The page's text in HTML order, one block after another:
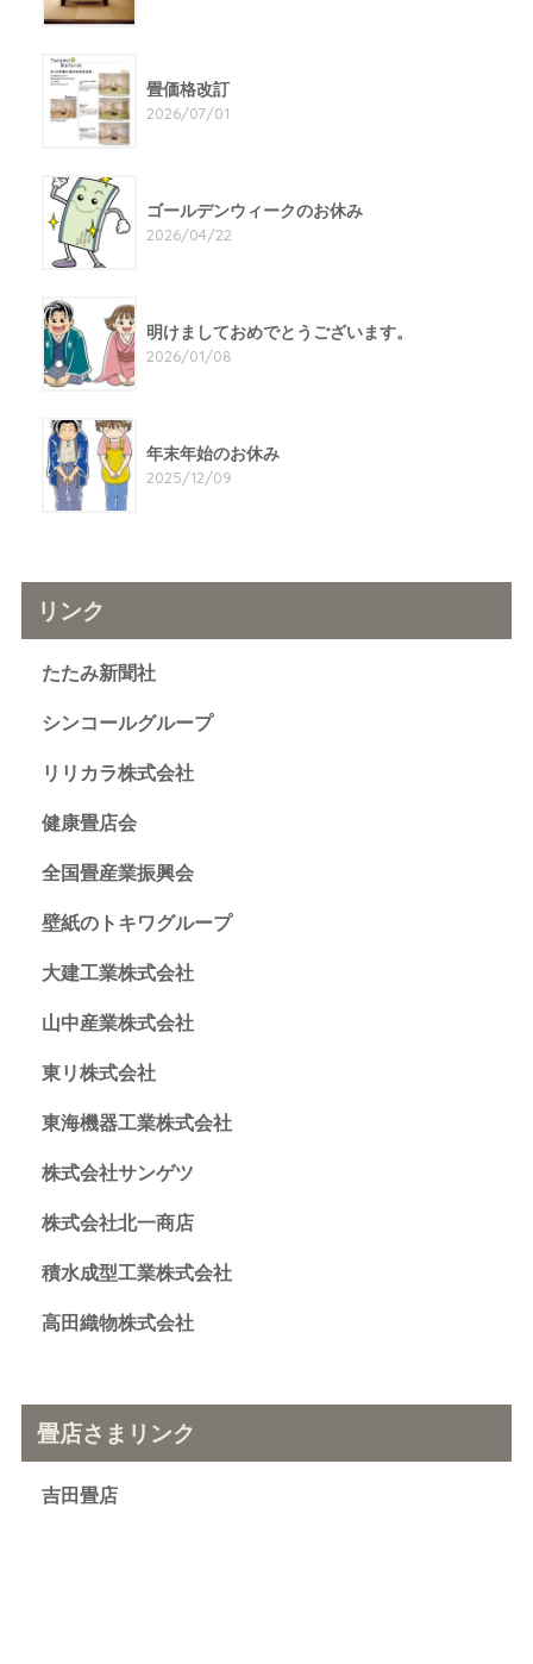
畳価格改訂
2026/07/01
ゴールデンウィークのお休み
2026/04/22
明けましておめでとうございます。
2026/01/08
年末年始のお休み
2025/12/09
リンク
たたみ新聞社
シンコールグループ
リリカラ株式会社
健康畳店会
全国畳産業振興会
壁紙のトキワグループ
大建工業株式会社
山中産業株式会社
東リ株式会社
東海機器工業株式会社
株式会社サンゲツ
株式会社北一商店
積水成型工業株式会社
高田織物株式会社
畳店さまリンク
吉田畳店